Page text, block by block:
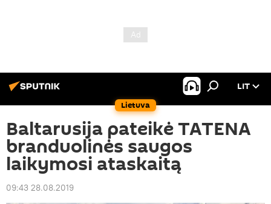
Lietuva
LIT
Baltarusija pateikė TATENA
branduolinės saugos
laikymosi ataskaitą
09:43 28.08.2019